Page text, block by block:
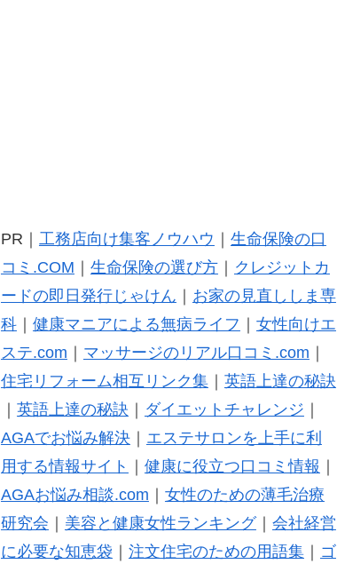
PR｜ 工務店向け集客ノウハウ
生命保険の口
コミ.COM
生命保険の選び方｜
クレジットカ
ードの即日発行じゃけん
お家の見直ししま専
科｜ 健康マニアによる無病ライフ
女性向けエ
ステ.com
マッサージのリアル口コミ.com
住宅リフォーム相互リンク集｜ 英語上達の秘訣
英語上達の秘訣 ダイエットチャレンジ
AGAでお悩み解決｜ エステサロンを上手に利
用する情報サイト
健康に役立つ口コミ情報
AGAお悩み相談.com
女性のための薄毛治療
研究会
美容と健康女性ランキング｜ 会社経営
に必要な知恵袋
注文住宅のための用語集｜ ゴ